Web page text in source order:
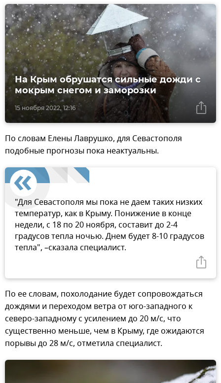
15 ноября 2022, 12:16
На Крым обрушатся сильные дожди с
мокрым снегом и заморозки
По словам Елены Лаврушко, для Севастополя
подобные прогнозы пока неактуальны.
"Для Севастополя мы пока не даем таких низких
температур, как в Крыму. Понижение в конце
недели, с 18 по 20 ноября, составит до 2-4
градусов тепла ночью. Днем будет 8-10 градусов
тепла", –сказала специалист.
По ее словам, похолодание будет сопровождаться
дождями и переходом ветра от юго-западного к
северо-западному с усилением до 20 м/с, что
существенно меньше, чем в Крыму, где ожидаются
порывы до 28 м/с, отметила специалист.